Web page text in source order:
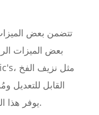
تتضمن بعض
القابل للتعديل
يوفر هذا الشيء نغمات طبول جيدة للغاية.